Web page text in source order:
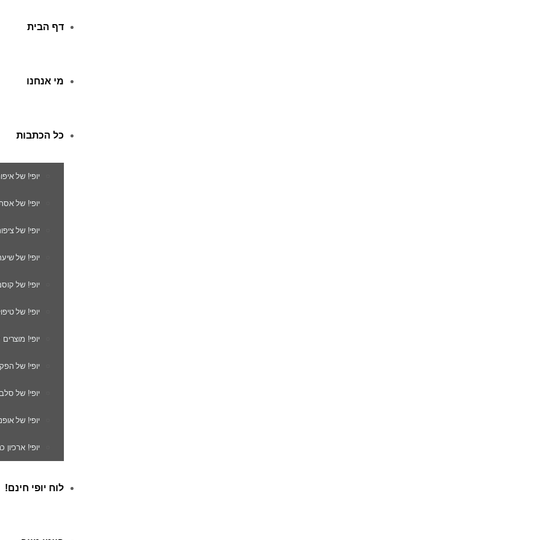
דף הבית
מי אנחנו
כל הכתבות
יופי! של
יופי! של
יופי! של
יופי! של
יופי! של
יופי! של
יופי!
יופי! של
יופי! של
יופי! של
יופי! ארכיון
לוח יופי חינם!